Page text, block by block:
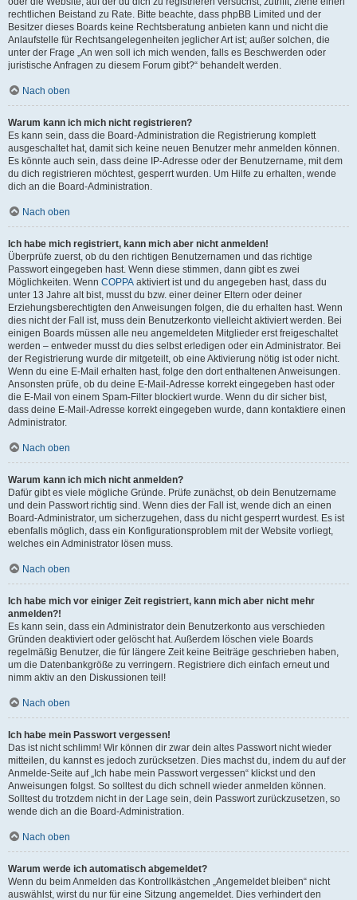
rechtlichen Beistand zu Rate. Bitte beachte, dass phpBB Limited und der
Besitzer dieses Boards keine Rechtsberatung anbieten kann und nicht die
Anlaufstelle für Rechtsangelegenheiten jeglicher Art ist; außer solchen, die
unter der Frage „An wen soll ich mich wenden, falls es Beschwerden oder
juristische Anfragen zu diesem Forum gibt?“ behandelt werden.
Nach oben
Warum kann ich mich nicht registrieren?
Es kann sein, dass die Board-Administration die Registrierung komplett
ausgeschaltet hat, damit sich keine neuen Benutzer mehr anmelden können.
Es könnte auch sein, dass deine IP-Adresse oder der Benutzername, mit dem
du dich registrieren möchtest, gesperrt wurden. Um Hilfe zu erhalten, wende
dich an die Board-Administration.
Nach oben
Ich habe mich registriert, kann mich aber nicht anmelden!
Überprüfe zuerst, ob du den richtigen Benutzernamen und das richtige
Passwort eingegeben hast. Wenn diese stimmen, dann gibt es zwei
Möglichkeiten. Wenn COPPA aktiviert ist und du angegeben hast, dass du
unter 13 Jahre alt bist, musst du bzw. einer deiner Eltern oder deiner
Erziehungsberechtigten den Anweisungen folgen, die du erhalten hast. Wenn
dies nicht der Fall ist, muss dein Benutzerkonto vielleicht aktiviert werden. Bei
einigen Boards müssen alle neu angemeldeten Mitglieder erst freigeschaltet
werden – entweder musst du dies selbst erledigen oder ein Administrator. Bei
der Registrierung wurde dir mitgeteilt, ob eine Aktivierung nötig ist oder nicht.
Wenn du eine E-Mail erhalten hast, folge den dort enthaltenen Anweisungen.
Ansonsten prüfe, ob du deine E-Mail-Adresse korrekt eingegeben hast oder
die E-Mail von einem Spam-Filter blockiert wurde. Wenn du dir sicher bist,
dass deine E-Mail-Adresse korrekt eingegeben wurde, dann kontaktiere einen
Administrator.
Nach oben
Warum kann ich mich nicht anmelden?
Dafür gibt es viele mögliche Gründe. Prüfe zunächst, ob dein Benutzername
und dein Passwort richtig sind. Wenn dies der Fall ist, wende dich an einen
Board-Administrator, um sicherzugehen, dass du nicht gesperrt wurdest. Es ist
ebenfalls möglich, dass ein Konfigurationsproblem mit der Website vorliegt,
welches ein Administrator lösen muss.
Nach oben
Ich habe mich vor einiger Zeit registriert, kann mich aber nicht mehr
anmelden?!
Es kann sein, dass ein Administrator dein Benutzerkonto aus verschieden
Gründen deaktiviert oder gelöscht hat. Außerdem löschen viele Boards
regelmäßig Benutzer, die für längere Zeit keine Beiträge geschrieben haben,
um die Datenbankgröße zu verringern. Registriere dich einfach erneut und
nimm aktiv an den Diskussionen teil!
Nach oben
Ich habe mein Passwort vergessen!
Das ist nicht schlimm! Wir können dir zwar dein altes Passwort nicht wieder
mitteilen, du kannst es jedoch zurücksetzen. Dies machst du, indem du auf der
Anmelde-Seite auf „Ich habe mein Passwort vergessen“ klickst und den
Anweisungen folgst. So solltest du dich schnell wieder anmelden können.
Solltest du trotzdem nicht in der Lage sein, dein Passwort zurückzusetzen, so
wende dich an die Board-Administration.
Nach oben
Warum werde ich automatisch abgemeldet?
Wenn du beim Anmelden das Kontrollkästchen „Angemeldet bleiben“ nicht
auswählst, wirst du nur für eine Sitzung angemeldet. Dies verhindert den